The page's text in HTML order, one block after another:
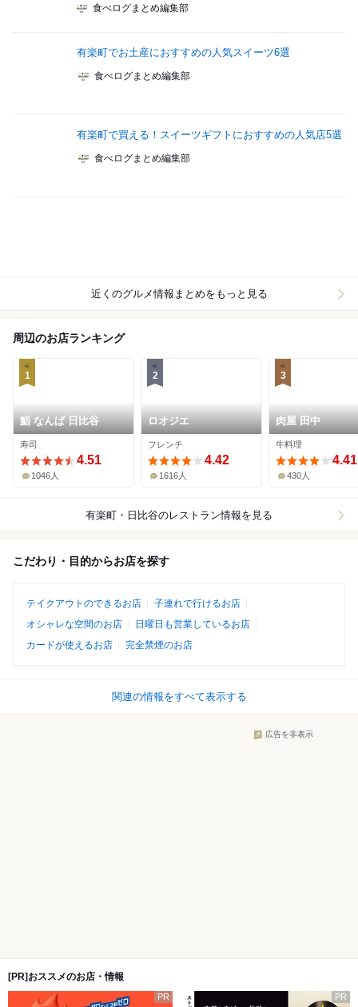
食べログまとめ編集部
有楽町でお土産におすすめの人気スイーツ6選
食べログまとめ編集部
有楽町で買える！スイーツギフトにおすすめの人気店5選
食べログまとめ編集部
近くのグルメ情報まとめをもっと見る
周辺のお店ランキング
1
鮨 なんば 日比谷
寿司
4.51
1046人
2
ロオジエ
フレンチ
4.42
1616人
3
肉屋 田中
牛料理
4.41
430人
有楽町・日比谷のレストラン情報を見る
こだわり・目的からお店を探す
テイクアウトのできるお店
子連れで行けるお店
オシャレな空間のお店
日曜日も営業しているお店
カードが使えるお店
完全禁煙のお店
関連の情報をすべて表示する
広告を非表示
[PR]おススメのお店・情報
PR PR